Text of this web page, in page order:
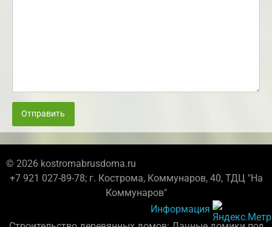
Отправить
© 2026 kostromabrusdoma.ru
+7 921 027-89-78; г. Кострома, Коммунаров, 40, ТДЦ "На
Коммунаров"
Информация